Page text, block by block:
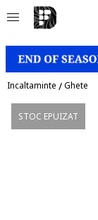
Incaltaminte /Ghete
STOC EPUIZAT